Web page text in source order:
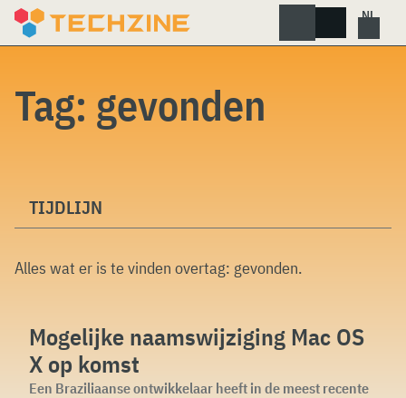
Skip
Tag: gevonden
TIJDLIJN
Alles wat er is te vinden overtag: gevonden.
Mogelijke naamswijziging Mac OS
X op komst
Een Braziliaanse ontwikkelaar heeft in de meest recente